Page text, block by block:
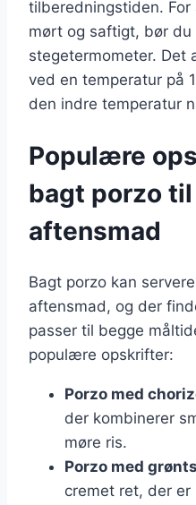
tilberedningstiden.
mørt og saftigt, bør du
stegetermometer. Det
ved en temperatur på
den indre temperatur
Populære
bagt porzo
aftensmad
Bagt porzo kan
aftensmad, og der
passer til begge
populære opskrifter:
Porzo med
der kombinerer
møre ris.
Porzo med
cremet ret, der